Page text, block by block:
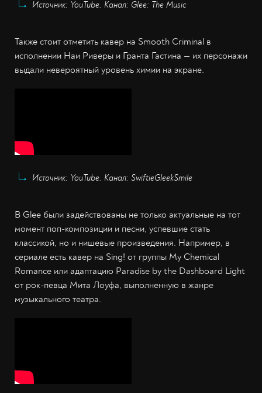
Источник: YouTube. Канал: Glee: The Music
Также стоит отметить кавер на Smooth Criminal в
исполнении Наи Риверы и Гранта Гастина — их персонажи
выдали невероятный уровень химии на экране.
Источник: YouTube. Канал: SwiftieGleekSmile
В Glee были задействованы не только актуальные на тот
момент поп-композиции и песни, успевшие стать
классикой, но и нишевые произведения. Например, в
сериале есть кавер на Sing! от группы My Chemical
Romance или адаптацию Paradise by the Dashboard Light
от рок-певца Мита Лоуфа, выполненную в жанре
музыкального театра.